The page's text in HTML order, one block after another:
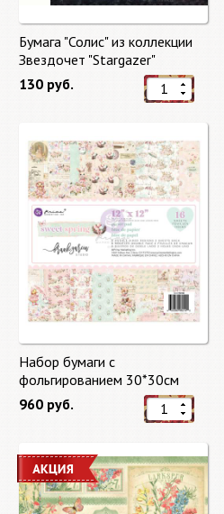
Бумага "Солис" из коллекции
Звездочет "Stargazer"
130 руб.
Набор бумаги с
фольгированием 30*30см
Сладкая весна "Sweet Spring"
8 листов Prima Marketing
960 руб.